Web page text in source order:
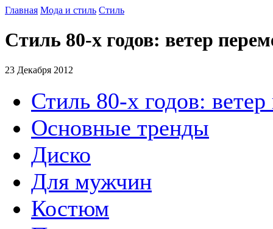
Главная Мода и стиль Стиль
Стиль 80-х годов: ветер
23 Декабря 2012
Стиль 80-х годов:
Основные тренды
Диско
Для мужчин
Костюм